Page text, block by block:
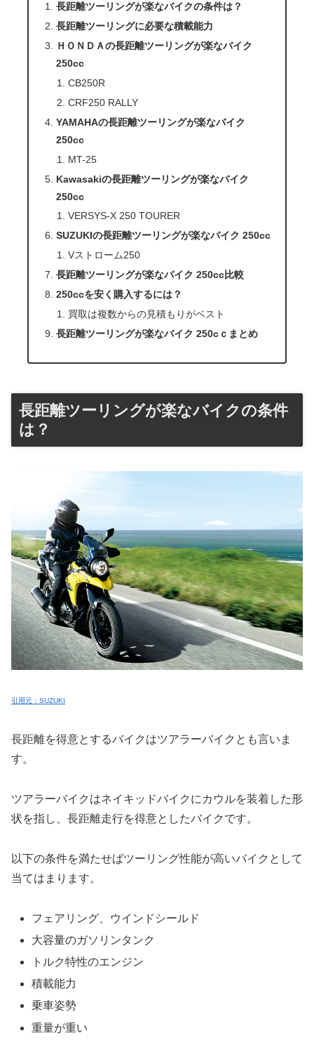
長距離ツーリングが楽なバイクの条件は？
長距離ツーリングに必要な積載能力
ＨＯＮＤＡの長距離ツーリングが楽なバイク
250cc
CB250R
CRF250 RALLY
YAMAHAの長距離ツーリングが楽なバイク
250cc
MT-25
Kawasakiの長距離ツーリングが楽なバイク
250cc
VERSYS-X 250 TOURER
SUZUKIの長距離ツーリングが楽なバイク 250cc
Vストローム250
長距離ツーリングが楽なバイク 250cc比較
250ccを安く購入するには？
買取は複数からの見積もりがベスト
長距離ツーリングが楽なバイク 250cｃまとめ
長距離ツーリングが楽なバイクの条件
は？
引用元：SUZUKI
長距離を得意とするバイクはツアラーバイクとも言いま
す。
ツアラーバイクはネイキッドバイクにカウルを装着した形
状を指し、長距離走行を得意としたバイクです。
以下の条件を満たせばツーリング性能が高いバイクとして
当てはまります。
フェアリング、ウインドシールド
大容量のガソリンタンク
トルク特性のエンジン
積載能力
乗車姿勢
重量が重い